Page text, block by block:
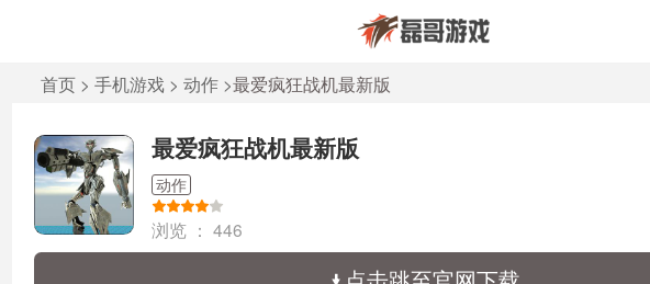
首页 > 手机游戏 > 动作 >最爱疯狂战机最新版
最爱疯狂战机最新版
动作
浏览 ： 446